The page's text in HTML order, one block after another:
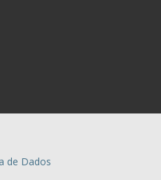
de Dados